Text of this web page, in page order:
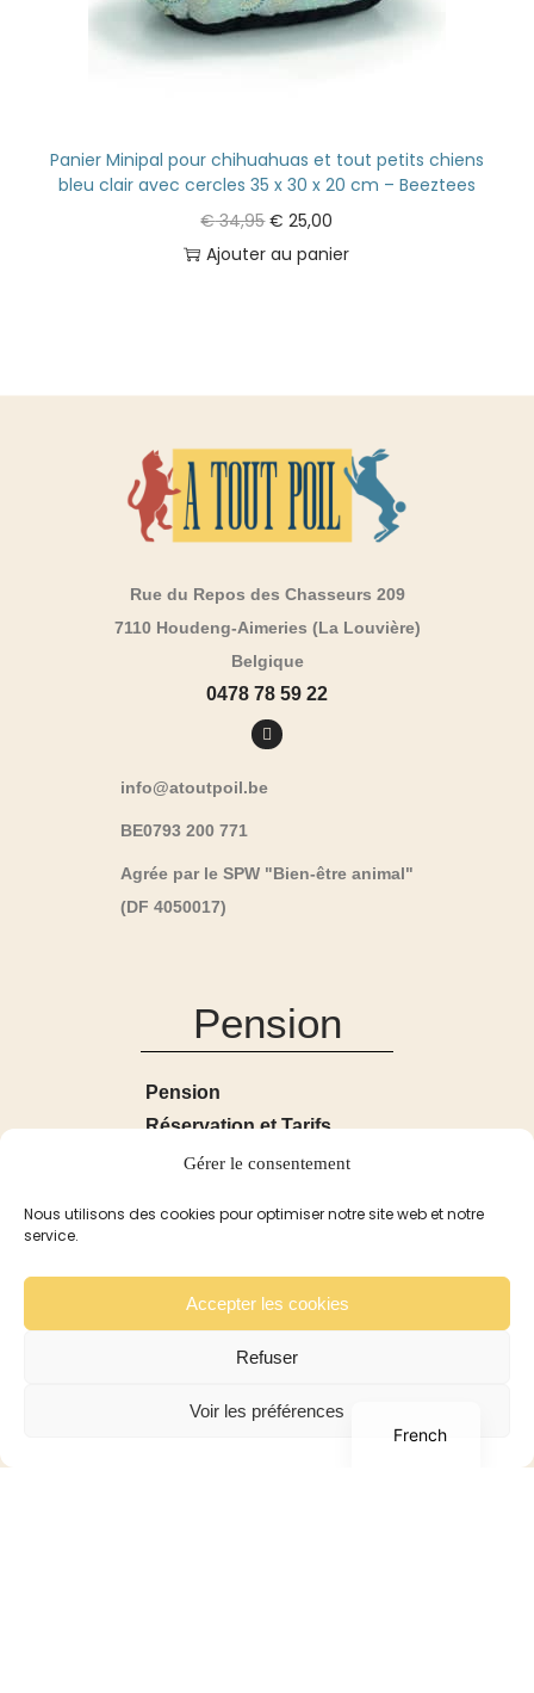
Gérer le consentement
Nous utilisons des cookies pour optimiser notre site web et notre
service.
Accepter les cookies
Refuser
Voir les préférences
Panier Minipal pour chihuahuas et tout petits chiens
bleu clair avec cercles 35 x 30 x 20 cm – Beeztees
€34,95 € 25,00
Ajouter au panier
Rue du Repos des Chasseurs 209
7110 Houdeng-Aimeries (La Louvière)
Belgique
0478 78 59 22
info@atoutpoil.be
BE0793 200 771
Agrée par le SPW "Bien-être animal"
(DF 4050017)
Pension
Pension
Réservation et Tarifs
Recommandation
Pour les Cobayes
Contact
Boutique
French